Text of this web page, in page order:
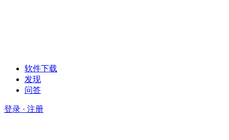
软件下载
发现
问答
登录 · 注册